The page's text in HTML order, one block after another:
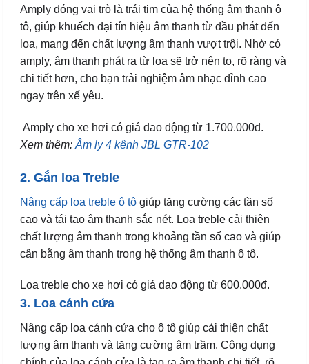
Amply đóng vai trò là trái tim của hệ thống âm thanh ô
tô, giúp khuếch đại tín hiệu âm thanh từ đầu phát đến
loa, mang đến chất lượng âm thanh vượt trội. Nhờ có
amply, âm thanh phát ra từ loa sẽ trở nên to, rõ ràng và
chi tiết hơn, cho bạn trải nghiệm âm nhạc đỉnh cao
ngay trên xế yêu.
Amply cho xe hơi có giá dao động từ 1.700.000đ.
Xem thêm: Âm ly 4 kênh JBL GTR-102
2. Gắn loa Treble
Nâng cấp loa treble ô tô giúp tăng cường các tần số
cao và tái tạo âm thanh sắc nét. Loa treble cải thiện
chất lượng âm thanh trong khoảng tần số cao và giúp
cân bằng âm thanh trong hệ thống âm thanh ô tô.
Loa treble cho xe hơi có giá dao động từ 600.000đ.
3. Loa cánh cửa
Nâng cấp loa cánh cửa cho ô tô giúp cải thiện chất
lượng âm thanh và tăng cường âm trầm. Công dụng